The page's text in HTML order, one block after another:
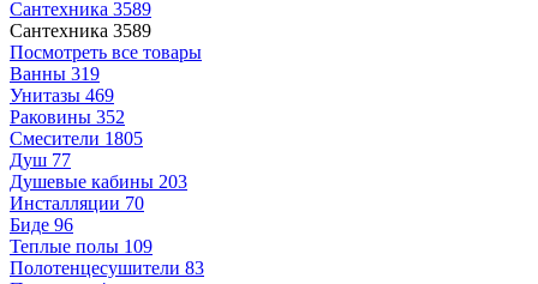
Сантехника 3589
Сантехника 3589
Посмотреть все товары
Ванны 319
Унитазы 469
Раковины 352
Смесители 1805
Душ 77
Душевые кабины 203
Инсталляции 70
Биде 96
Теплые полы 109
Полотенцесушители 83